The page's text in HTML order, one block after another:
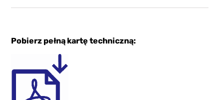
Pobierz pełną kartę techniczną: